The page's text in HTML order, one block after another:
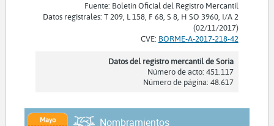
Fuente: Boletín Oficial del Registro Mercantil
Datos registrales: T 209, L 158, F 68, S 8, H SO 3960, I/A 2
(02/11/2017)
CVE: BORME-A-2017-218-42
Datos del registro mercantil de Soria
Número de acto: 451.117
Número de página: 48.617
Mayo Nombramientos